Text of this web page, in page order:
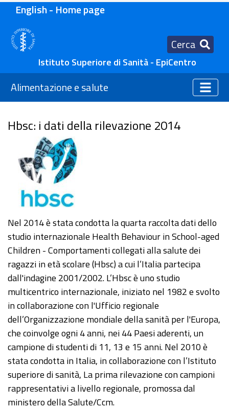
English - Home page
Cerca
Istituto Superiore di Sanità - EpiCentro
Alimentazione e salute
Hbsc: i dati della rilevazione 2014
Nel 2014 è stata condotta la quarta raccolta dati dello
studio internazionale Health Behaviour in School-aged
Children - Comportamenti collegati alla salute dei
ragazzi in età scolare (Hbsc) a cui l’Italia partecipa
dall'indagine 2001/2002. L’Hbsc è uno studio
multicentrico internazionale, iniziato nel 1982 e svolto
in collaborazione con l'Ufficio regionale
dell’Organizzazione mondiale della sanità per l'Europa,
che coinvolge ogni 4 anni, nei 44 Paesi aderenti, un
campione di studenti di 11, 13 e 15 anni. Nel 2010 è
stata condotta in Italia, in collaborazione con l’Istituto
superiore di sanità, La prima rilevazione con campioni
rappresentativi a livello regionale, promossa dal
ministero della Salute/Ccm.